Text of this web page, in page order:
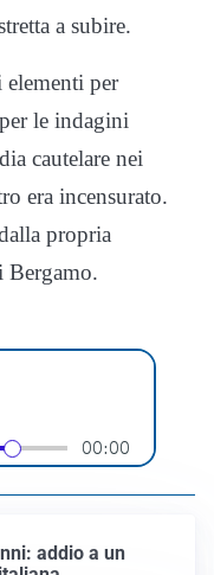
a subire.
per
le indagini
cautelare nei
era incensurato.
propria
Bergamo.